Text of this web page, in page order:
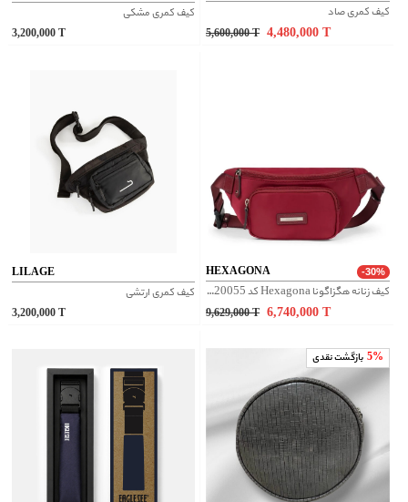
کیف کمری مشکی
3,200,000
کیف کمری صاد
5,600,000 T 4,480,000
LILAGE
کیف کمری ارتشی
3,200,000
HEXAGONA -30%
کیف زنانه هگزاگونا Hexagona کد 6720055
9,629,000 T 6,740,000
5% بازگشت نقدی